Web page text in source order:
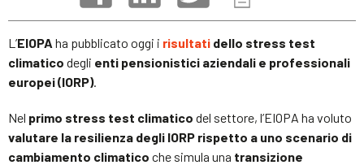
L’EIOPA ha pubblicato oggi i risultati dello stress test
climatico degli enti pensionistici aziendali e professionali
europei (IORP).
Nel primo stress test climatico del settore, l’EIOPA ha voluto
valutare la resilienza degli IORP rispetto a uno scenario di
cambiamento climatico che simula una transizione